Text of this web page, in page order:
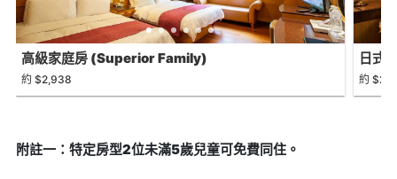
高級家庭房 (Superior Family)
約 $2,938
日式
約
附註一：特定房型2位未滿5歲兒童可免費同住。